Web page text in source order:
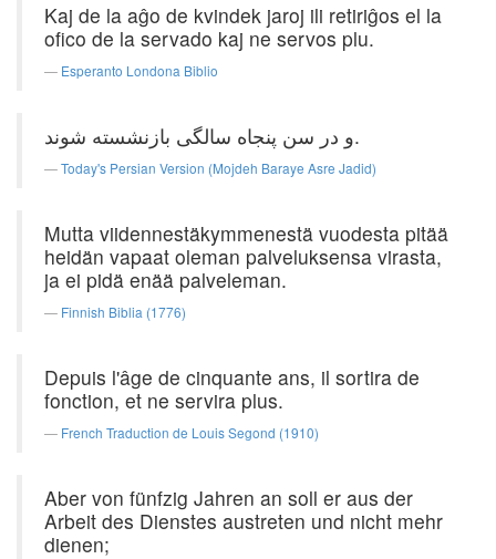
Kaj de la aĝo de kvindek jaroj ili retiriĝos el la
ofico de la servado kaj ne servos plu.
Esperanto Londona Biblio
و در سن پنجاه سالگی بازنشسته شوند.
Today's Persian Version (Mojdeh Baraye Asre Jadid)
Mutta viidennestäkymmenestä vuodesta pitää
heidän vapaat oleman palveluksensa virasta,
ja ei pidä enää palveleman.
Finnish Biblia (1776)
Depuis l'âge de cinquante ans, il sortira de
fonction, et ne servira plus.
French Traduction de Louis Segond (1910)
Aber von fünfzig Jahren an soll er aus der
Arbeit des Dienstes austreten und nicht mehr
dienen;